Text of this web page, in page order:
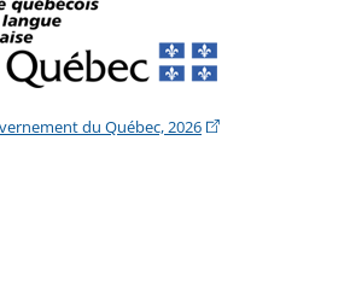
du Québec, 2026(Cet hyperlien